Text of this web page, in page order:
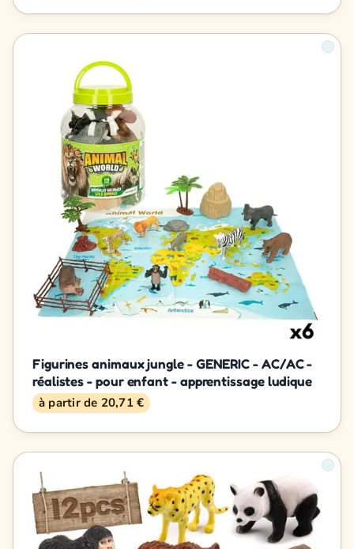
Figurines animaux jungle - GENERIC - AC/AC -
réalistes - pour enfant - apprentissage ludique
à partir de 20,71 €